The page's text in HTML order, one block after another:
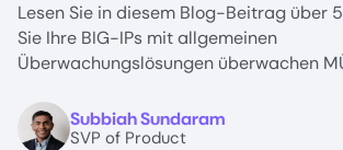
Lesen Sie in diesem Blog-Beitrag über
Sie Ihre BIG-IPs mit allgemeinen
Überwachungslösungen überwachen
ImageSubbiah Sundaram
SVP of Product